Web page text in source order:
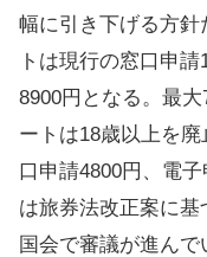
幅に引き下げる方針
トは現行の窓口申
8900円となる。最
ートは18歳以上を
口申請4800円、電
は旅券法改正案に
国会で審議が進んで